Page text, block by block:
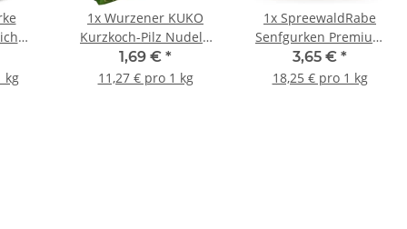
kg
1x Wurzener KUKO
Kurzkoch-Pilz Nudeln
150g
1,69 € *
11,27 € pro 1 kg
1x SpreewaldRabe
Senfgurken Premium
330g
3,65 € *
18,25 € pro 1 kg